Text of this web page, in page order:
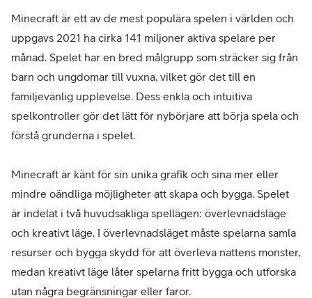
Minecraft är ett av de mest populära spelen i världen och
uppgavs 2021 ha cirka 141 miljoner aktiva spelare per
månad. Spelet har en bred målgrupp som sträcker sig från
barn och ungdomar till vuxna, vilket gör det till en
familjevänlig upplevelse. Dess enkla och intuitiva
spelkontroller gör det lätt för nybörjare att börja spela och
förstå grunderna i spelet.
Minecraft är känt för sin unika grafik och sina mer eller
mindre oändliga möjligheter att skapa och bygga. Spelet
är indelat i två huvudsakliga spellägen: överlevnadsläge
och kreativt läge. I överlevnadsläget måste spelarna samla
resurser och bygga skydd för att överleva nattens monster,
medan kreativt läge låter spelarna fritt bygga och utforska
utan några begränsningar eller faror.